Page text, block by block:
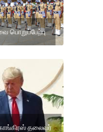
பொறுப்பேற்பு
தலைவர்